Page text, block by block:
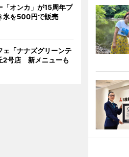
「オンカ」が15周年プ
を500円で販売
ェ「ナナズグリーンテ
2号店 新メニューも